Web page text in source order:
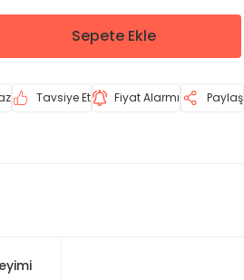
Sepete Ekle
Tavsiye Et Fiyat Alarmı
Paylaş